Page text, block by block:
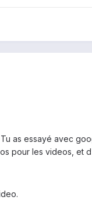
as essayé avec
pour les videos, et